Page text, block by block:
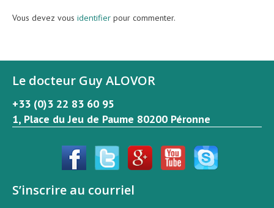
Vous devez vous identifier pour commenter.
Le docteur Guy ALOVOR
+33 (0)3 22 83 60 95
1, Place du Jeu de Paume 80200 Péronne
S’inscrire au courriel